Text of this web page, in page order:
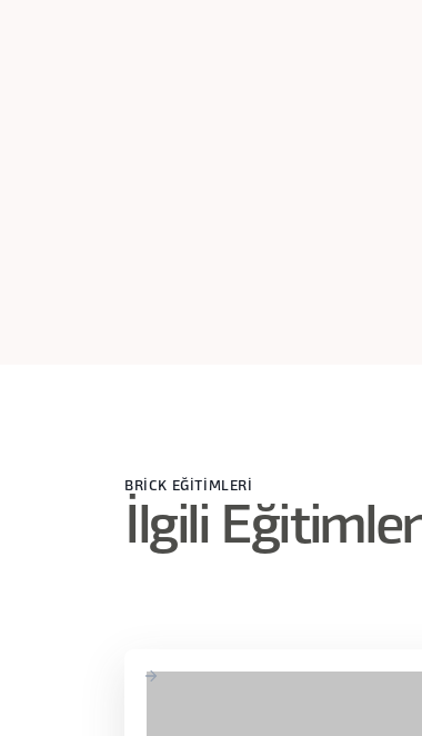
BRİCK EĞİTİMLERİ
İlgili Eğitimler